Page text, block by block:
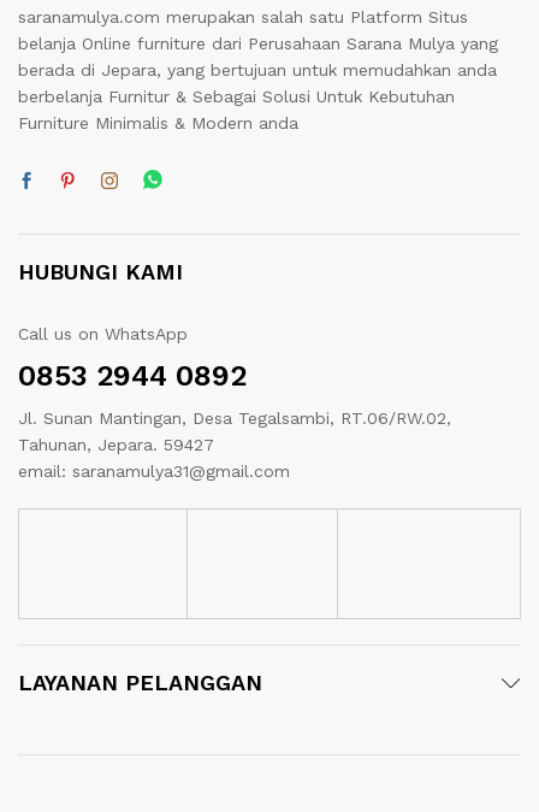
saranamulya.com merupakan salah satu Platform Situs
belanja Online furniture dari Perusahaan Sarana Mulya yang
berada di Jepara, yang bertujuan untuk memudahkan anda
berbelanja Furnitur & Sebagai Solusi Untuk Kebutuhan
Furniture Minimalis & Modern anda
HUBUNGI KAMI
Call us on WhatsApp
0853 2944 0892
Jl. Sunan Mantingan, Desa Tegalsambi, RT.06/RW.02,
Tahunan, Jepara. 59427
email: saranamulya31@gmail.com
LAYANAN PELANGGAN